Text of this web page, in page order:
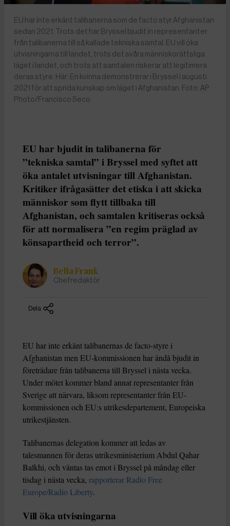
EU har inte erkänt talibanerna som de facto styr Afghanistan
sedan 2021. Trots det har Bryssel bjudit in representanter
från talibanerna till så kallade tekniska samtal. EU vill öka
utvisningarna till landet, trots det svåra människorättsliga
läget i landet, och trots att samtalen riskerar att legitimera
deras styre. Här: En kvinna demonstrerar i Bryssel i augusti
2021 för att sprida kunskap om läget i Afghanistan. Foto: AP
Photo/Francisco Seco
EU har bjudit in talibanerna för
”tekniska samtal” i Bryssel med syftet att
öka antalet utvisningar till Afghanistan.
Kritiker ifrågasätter det etiska i att skicka
människor som flytt tillbaka till
Afghanistan, och samtalen kritiseras också
för att normalisera ”en regim präglad av
könsapartheid och terror”.
Bella Frank
Chefredaktör
Dela
EU har inte erkänt talibanernas de facto-styre i
Afghanistan men EU-kommissionen har ändå bjudit in
företrädare från talibanerna till Bryssel i nästa vecka.
Under mötet kommer bland annat representanter från
Sverige att närvara, liksom representanter från EU-
kommissionen och EU:s utrikesdepartement, Europeiska
utrikestjänsten.
Talibanernas delegation kommer att ledas av
talesmannen för deras utrikesministerium Abdul Qahar
Balkhi, och väntas tas emot i Bryssel på måndag eller
tisdag i nästa vecka, rapporterar Radio Free
Europe/Radio Liberty.
Vill öka utvisningarna